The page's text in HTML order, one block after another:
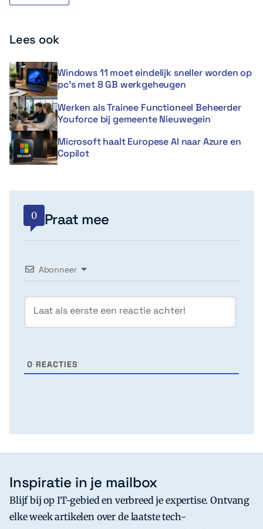
Lees ook
Windows 11 moet eindelijk sneller worden op
pc’s met 8 GB werkgeheugen
Werken als Trainee Functioneel Beheerder
Youforce bij gemeente Nieuwegein
Microsoft haalt Europese AI naar Azure en
Copilot
0 Praat mee
Abonneer
0 REACTIES
Inspiratie in je mailbox
Blijf bij op IT-gebied en verbreed je expertise. Ontvang
elke week artikelen over de laatste tech-